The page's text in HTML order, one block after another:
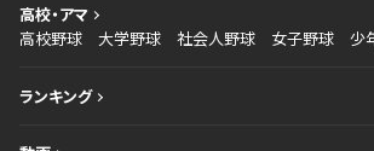
高校・アマ
高校野球
大学野球 社会人野球 女子野球 少
ランキング